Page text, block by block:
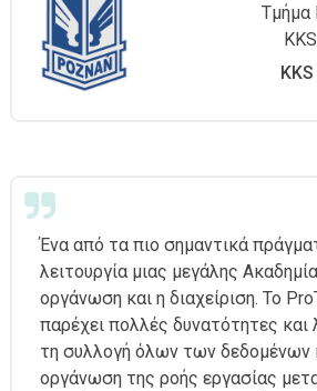
Τμήμα
Ένα από τα πιο σημαντικά
λειτουργία μιας μεγάλης
οργάνωση και η διαχείριση. Το
παρέχει πολλές δυνατότητες και
τη συλλογή όλων των δεδομένων
οργάνωση της ροής εργασίας